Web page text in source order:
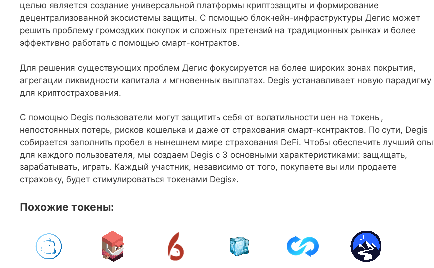
целью является создание универсальной платформы криптозащиты и формирование
децентрализованной экосистемы защиты. С помощью блокчейн-инфраструктуры Дегис может
решить проблему громоздких покупок и сложных претензий на традиционных рынках и более
эффективно работать с помощью смарт-контрактов.
Для решения существующих проблем Дегис фокусируется на более широких зонах покрытия,
агрегации ликвидности капитала и мгновенных выплатах. Degis устанавливает новую парадигму
для криптострахования.
С помощью Degis пользователи могут защитить себя от волатильности цен на токены,
непостоянных потерь, рисков кошелька и даже от страхования смарт-контрактов. По сути, Degis
собирается заполнить пробел в нынешнем мире страхования DeFi. Чтобы обеспечить лучший
для каждого пользователя, мы создаем Degis с 3 основными характеристиками: защищать,
зарабатывать, играть. Каждый участник, независимо от того, покупаете вы или продаете
страховку, будет стимулироваться токенами Degis».
Похожие токены: